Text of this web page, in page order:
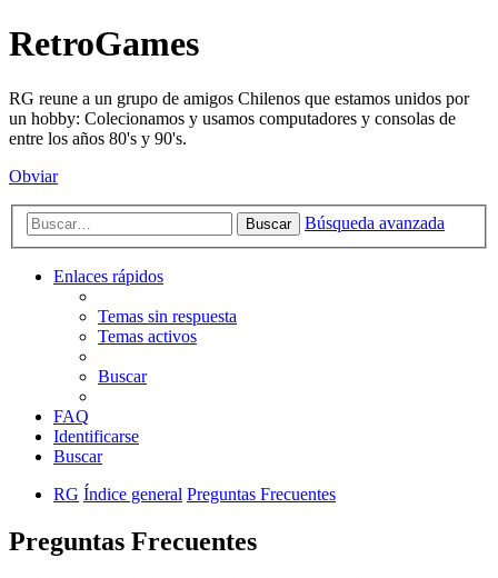
RetroGames
RG reune a un grupo de amigos Chilenos que estamos unidos por
un hobby: Colecionamos y usamos computadores y consolas de
entre los años 80's y 90's.
Obviar
Buscar Búsqueda avanzada
Enlaces rápidos
Temas sin respuesta
Temas activos
Buscar
FAQ
Identificarse
Buscar
RG Índice general Preguntas Frecuentes
Preguntas Frecuentes